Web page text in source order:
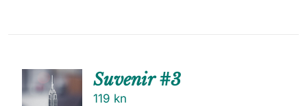
DODAJ
Suvenir #3
119 kn